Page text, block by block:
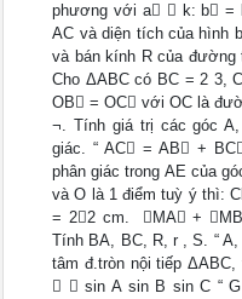
phương với a  k: b =
AC và diện tích của hình
và bán kính R của đường
Cho ΔABC có BC = 2 3,
OB = OC với OC là
¬. Tính giá trị các góc
giác. “ AC = AB +
phân giác trong AE của
và O là 1 điểm tuỳ ý thì:
= 22 cm.  MA +
Tính BA, BC, R, r , S. “
tâm đ.tròn nội tiếp
  sin A sin B sin C “